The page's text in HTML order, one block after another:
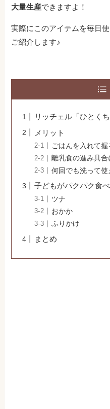
大量生産できますよ！
実際にこのアイテムを毎日
ご紹介します♪
リッチェル「ひとく
メリット
ごはんを入れて
離乳食の進み具
何回でも洗って使
子どもがパクパク食
ツナ
おかか
ふりかけ
まとめ